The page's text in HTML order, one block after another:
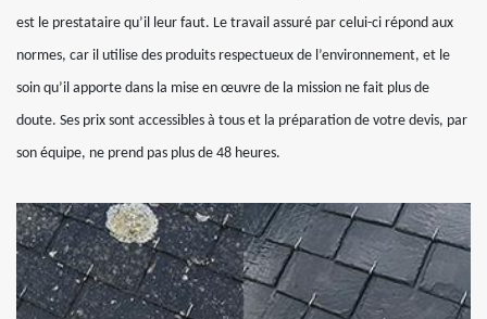
est le prestataire qu’il leur faut. Le travail assuré par celui-ci répond aux
normes, car il utilise des produits respectueux de l’environnement, et le
soin qu’il apporte dans la mise en œuvre de la mission ne fait plus de
doute. Ses prix sont accessibles à tous et la préparation de votre devis, par
son équipe, ne prend pas plus de 48 heures.